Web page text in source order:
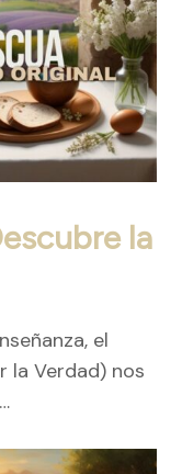
la
el
la Verdad) nos